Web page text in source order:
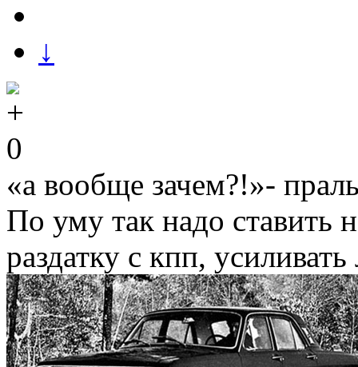
↓
0
«а вообще зачем?!»-
По уму так надо ставить
раздатку с кпп,